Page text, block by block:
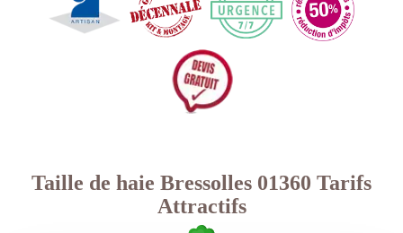
Taille de haie Bressolles 01360 Tarifs
Attractifs